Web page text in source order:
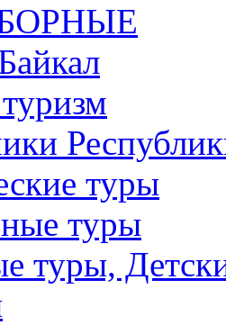
туры
туры
туры,